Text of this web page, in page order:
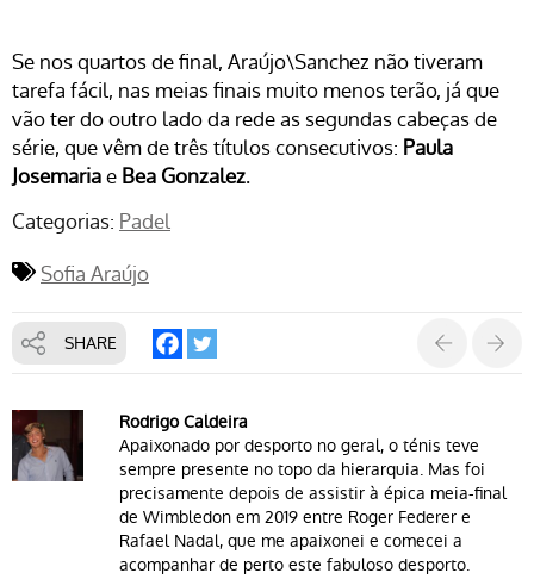
Se nos quartos de final, Araújo\Sanchez não tiveram
tarefa fácil, nas meias finais muito menos terão, já que
vão ter do outro lado da rede as segundas cabeças de
série, que vêm de três títulos consecutivos: Paula
Josemariae Bea Gonzalez.
Categorias: Padel
Sofia Araújo
SHARE
Rodrigo Caldeira
Apaixonado por desporto no geral, o ténis teve
sempre presente no topo da hierarquia. Mas foi
precisamente depois de assistir à épica meia-final
de Wimbledon em 2019 entre Roger Federer e
Rafael Nadal, que me apaixonei e comecei a
acompanhar de perto este fabuloso desporto.